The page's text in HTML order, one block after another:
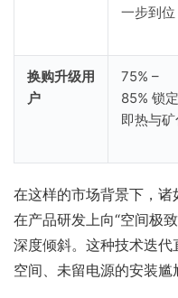
一步到位
换购升级用
户
75% –
85% 锁定
即热与
在这样的市场背景下，
在产品研发上向“空间极
深度倾斜。这种技术迭
空间、未留电源的安装尴